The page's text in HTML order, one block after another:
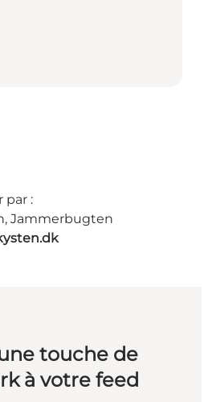
par :
Jammerbugten
touche de
à votre feed